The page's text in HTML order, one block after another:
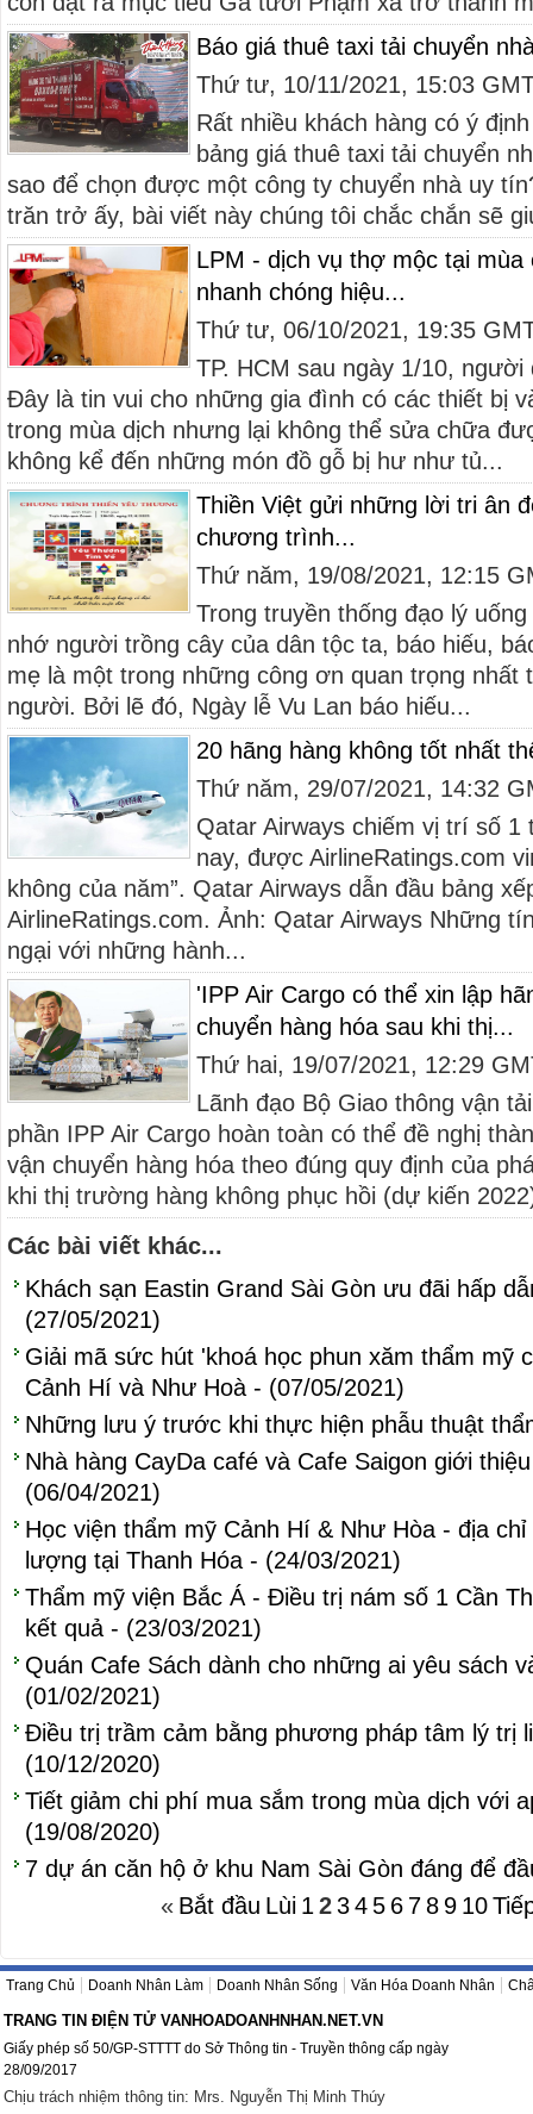
Báo giá thuê taxi tải chuyển
Thứ tư, 10/11/2021, 15:03
Rất nhiều khách hàng có ý
bảng giá thuê taxi tải chuyển
sao để chọn được một công ty chuyển nhà uy
trăn trở ấy, bài viết này chúng tôi chắc chắn sẽ
LPM - dịch vụ thợ mộc tại
nhanh chóng hiệu...
Thứ tư, 06/10/2021, 19:35
TP. HCM sau ngày 1/10,
Đây là tin vui cho những gia đình có các thiết bị
trong mùa dịch nhưng lại không thể sửa chữa
không kể đến những món đồ gỗ bị hư như tủ...
Thiền Việt gửi những lời tri ân
chương trình...
Thứ năm, 19/08/2021, 12:15
Trong truyền thống đạo lý
nhớ người trồng cây của dân tộc ta, báo hiếu,
mẹ là một trong những công ơn quan trọng nhất
người. Bởi lẽ đó, Ngày lễ Vu Lan báo hiếu...
20 hãng hàng không tốt nhất
Thứ năm, 29/07/2021, 14:32
Qatar Airways chiếm vị trí số 1
nay, được AirlineRatings.com
không của năm”. Qatar Airways dẫn đầu bảng
AirlineRatings.com. Ảnh: Qatar Airways Những
ngại với những hành...
'IPP Air Cargo có thể xin lập
chuyển hàng hóa sau khi thị...
Thứ hai, 19/07/2021, 12:29
Lãnh đạo Bộ Giao thông vận
phần IPP Air Cargo hoàn toàn có thể đề nghị
vận chuyển hàng hóa theo đúng quy định của
khi thị trường hàng không phục hồi (dự kiến
Các bài viết khác...
Khách sạn Eastin Grand Sài Gòn ưu đãi hấp
(27/05/2021)
Giải mã sức hút 'khoá học phun xăm thẩm mỹ
Cảnh Hí và Như Hoà - (07/05/2021)
Những lưu ý trước khi thực hiện phẫu thuật
Nhà hàng CayDa café và Cafe Saigon giới
(06/04/2021)
Học viện thẩm mỹ Cảnh Hí & Như Hòa - địa
lượng tại Thanh Hóa - (24/03/2021)
Thẩm mỹ viện Bắc Á - Điều trị nám số 1 Cần
kết quả - (23/03/2021)
Quán Cafe Sách dành cho những ai yêu sách
(01/02/2021)
Điều trị trầm cảm bằng phương pháp tâm lý trị
(10/12/2020)
Tiết giảm chi phí mua sắm trong mùa dịch với
(19/08/2020)
7 dự án căn hộ ở khu Nam Sài Gòn đáng để
« Bắt đầu Lùi 1 234 5 6 7 8 9 10
Trang Chủ Doanh Nhân Làm Doanh Nhân Sống Văn Hóa Doanh Nhân
TRANG TIN ĐIỆN TỬ VANHOADOANHNHAN.NET.VN
Giấy phép số 50/GP-STTTT do Sở Thông tin - Truyền thông cấp ngày
28/09/2017
Chịu trách nhiệm thông tin: Mrs. Nguyễn Thị Minh Thúy